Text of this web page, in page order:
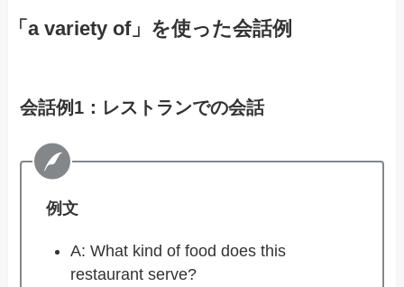
「a variety of」を使った会話例
会話例1：レストランでの会話
例文
A: What kind of food does this
restaurant serve?